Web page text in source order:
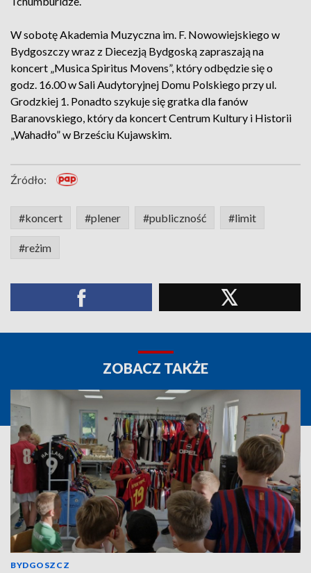
W sobotę Akademia Muzyczna im. F. Nowowiejskiego w
Bydgoszczy wraz z Diecezją Bydgoską zapraszają na
koncert „Musica Spiritus Movens”, który odbędzie się o
godz. 16.00 w Sali Audytoryjnej Domu Polskiego przy ul.
Grodzkiej 1. Ponadto szykuje się gratka dla fanów
Baranovskiego, który da koncert Centrum Kultury i Historii
„Wahadło” w Brześciu Kujawskim.
Źródło:
#koncert #plener #publiczność #limit
#reżim
ZOBACZ TAKŻE
BYDGOSZCZ